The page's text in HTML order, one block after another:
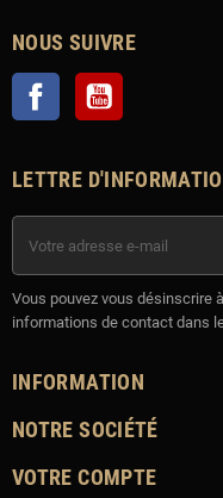
NOUS SUIVRE
Facebook
LETTRE
Vous pouvez vous désinscrire
informations de contact dans
INFORMATION
NOTRE SOCIÉTÉ
VOTRE COMPTE